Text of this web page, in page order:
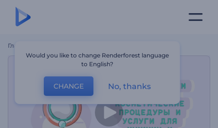
Главная
Would you like to change Renderforest language
to English?
CHANGE No, thanks